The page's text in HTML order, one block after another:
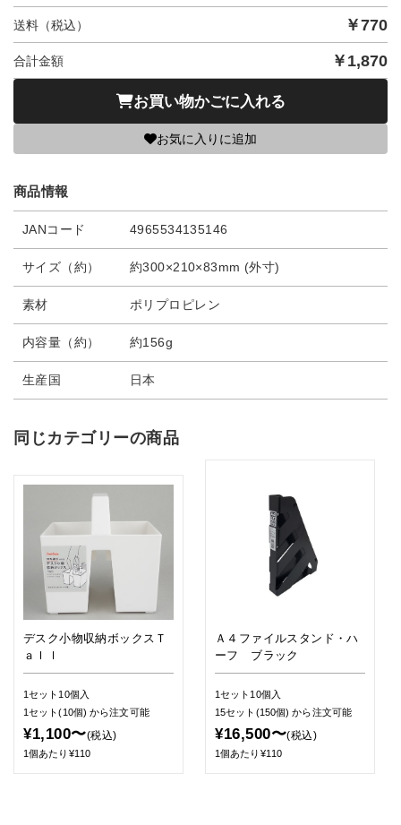
送料（税込） ￥770
合計金額 ￥ 1,870
お買い物かごに入れる
お気に入りに追加
商品情報
JANコード 4965534135146
サイズ（約） 約300×210×83mm (外寸)
素材 ポリプロピレン
内容量（約） 約156g
生産国 日本
同じカテゴリーの商品
デスク小物収納ボックスＴ
ａｌｌ
1セット10個入
1セット(10個)から注文可能
¥1,100〜(税込)
1個あたり¥110
Ａ４ファイルスタンド・ハ
ーフ ブラック
1セット10個入
15セット(150個)から注文可能
¥16,500〜(税込)
1個あたり¥110